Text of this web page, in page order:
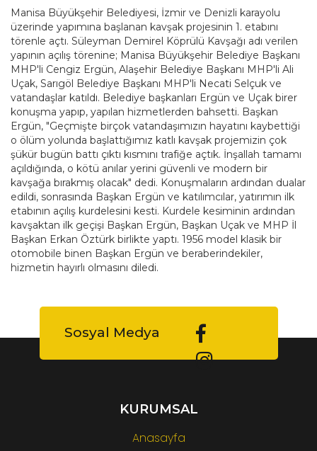
Manisa Büyükşehir Belediyesi, İzmir ve Denizli karayolu
üzerinde yapımına başlanan kavşak projesinin 1. etabını
törenle açtı. Süleyman Demirel Köprülü Kavşağı adı verilen
yapının açılış törenine; Manisa Büyükşehir Belediye Başkanı
MHP'li Cengiz Ergün, Alaşehir Belediye Başkanı MHP'li Ali
Uçak, Sarıgöl Belediye Başkanı MHP'li Necati Selçuk ve
vatandaşlar katıldı. Belediye başkanları Ergün ve Uçak birer
konuşma yapıp, yapılan hizmetlerden bahsetti. Başkan
Ergün, "Geçmişte birçok vatandaşımızın hayatını kaybettiği
o ölüm yolunda başlattığımız katlı kavşak projemizin çok
şükür bugün battı çıktı kısmını trafiğe açtık. İnşallah tamamı
açıldığında, o kötü anılar yerini güvenli ve modern bir
kavşağa bırakmış olacak" dedi. Konuşmaların ardından dualar
edildi, sonrasında Başkan Ergün ve katılımcılar, yatırımın ilk
etabının açılış kurdelesini kesti. Kurdele kesiminin ardından
kavşaktan ilk geçişi Başkan Ergün, Başkan Uçak ve MHP İl
Başkan Erkan Öztürk birlikte yaptı. 1956 model klasik bir
otomobile binen Başkan Ergün ve beraberindekiler,
hizmetin hayırlı olmasını diledi.
Sosyal Medya
KURUMSAL
Anasayfa